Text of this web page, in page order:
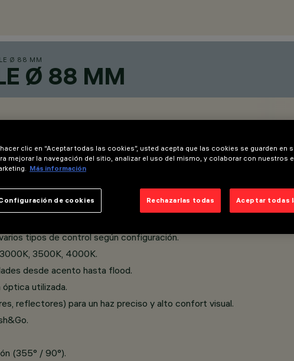
Ø 88 MM
Ø 88 MM
empotrada para una integración discreta en cualquier entorno.
tipos de control según configuración.
3500K, 4000K.
desde acento hasta flood.
utilizada.
reflectores) para un haz preciso y alto confort visual.
(355° / 90°).
clic en “Aceptar todas las cookies”, usted acepta que las cookies se guarden en
mejorar la navegación del sitio, analizar el uso del mismo, y colaborar con nuestros
Más información
Rechazarlas todas Aceptar todas
de cookies